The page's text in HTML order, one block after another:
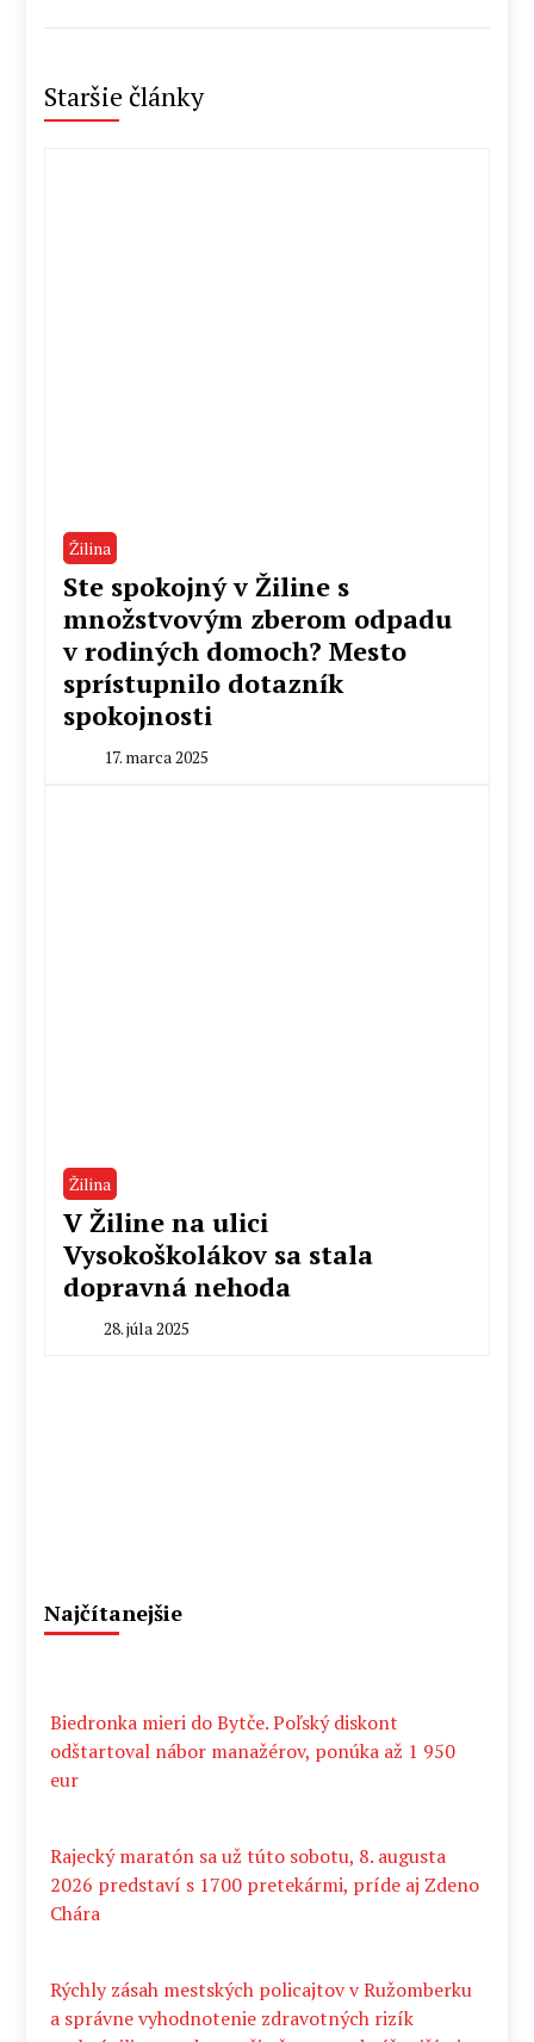
Staršie články
Žilina
Ste spokojný v Žiline s
množstvovým zberom odpadu
v rodiných domoch? Mesto
sprístupnilo dotazník
spokojnosti
17. marca 2025
Žilina
V Žiline na ulici
Vysokoškolákov sa stala
dopravná nehoda
28. júla 2025
Najčítanejšie
Biedronka mieri do Bytče. Poľský diskont
odštartoval nábor manažérov, ponúka až 1 950
eur
Rajecký maratón sa už túto sobotu, 8. augusta
2026 predstaví s 1700 pretekármi, príde aj Zdeno
Chára
Rýchly zásah mestských policajtov v Ružomberku
a správne vyhodnotenie zdravotných rizík